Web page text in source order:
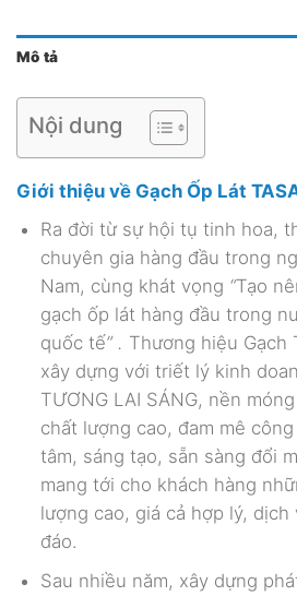
Mô tả
Nội dung
Giới thiệu về Gạch Ốp Lát
Ra đời từ sự hội tụ tinh hoa,
chuyên gia hàng đầu trong
Nam, cùng khát vọng “Tạo
gạch ốp lát hàng đầu trong
quốc tế” . Thương hiệu Gạch
xây dựng với triết lý kinh
TƯƠNG LAI SÁNG, nền
chất lượng cao, đam mê
tâm, sáng tạo, sẵn sàng đổi
mang tới cho khách hàng
lượng cao, giá cả hợp lý, dịch
đáo.
Sau nhiều năm, xây dựng